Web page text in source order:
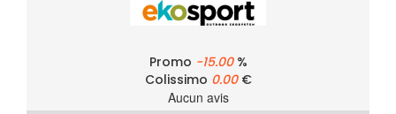
Promo -15.00%
Colissimo 0.00€
Aucun avis